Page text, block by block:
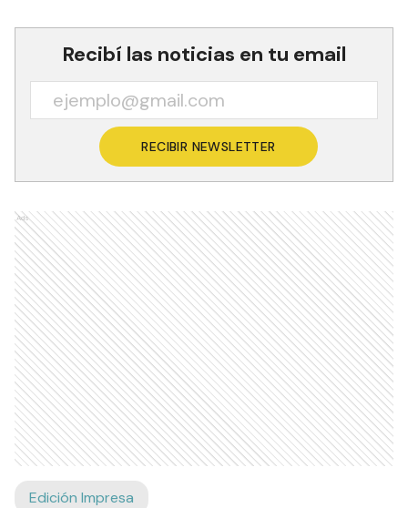
Recibí las noticias en tu email
RECIBIR NEWSLETTER
Ads
Edición Impresa